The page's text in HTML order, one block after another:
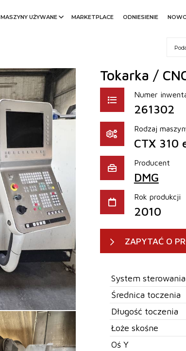
MASZYNY UŻYWANE MARKETPLACE ODNIESIENIE
Tokarka /
Numer
261302
Rodzaj
CTX 310
Producent
DMG
Rok produkcji
2010
ZAPYTAĆ O
System
Średnica toczenia
Długość toczenia
Łoże skośne
Oś Y